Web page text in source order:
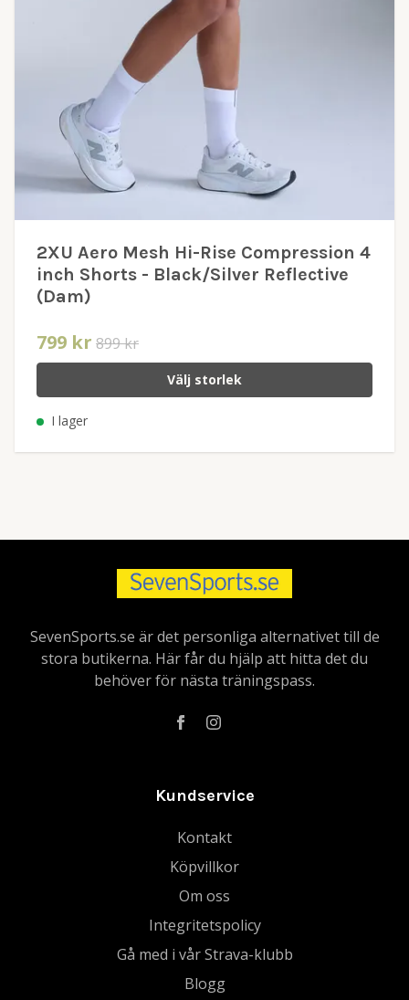
2XU Aero Mesh Hi-Rise Compression 4
inch Shorts - Black/Silver Reflective
(Dam)
799 kr 899 kr
Välj storlek
I lager
SevenSports.se är det personliga alternativet till de
stora butikerna. Här får du hjälp att hitta det du
behöver för nästa träningspass.
Kundservice
Kontakt
Köpvillkor
Om oss
Integritetspolicy
Gå med i vår Strava-klubb
Blogg